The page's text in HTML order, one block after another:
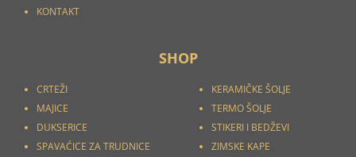
KONTAKT
SHOP
CRTEŽI
MAJICE
DUKSERICE
SPAVAĆICE ZA TRUDNICE
KERAMIČKE ŠOLJE
TERMO ŠOLJE
STIKERI I BEDŽEVI
ZIMSKE KAPE